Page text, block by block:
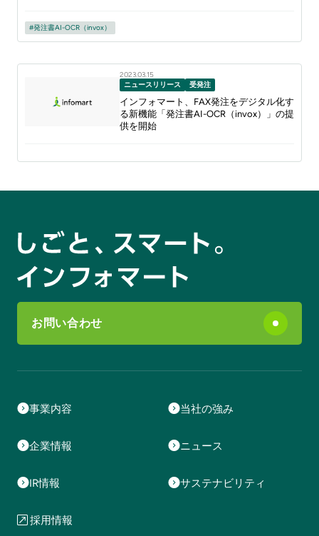
発注書AI-OCR（invox）
2023.03.15
ニュースリリース
受発注
インフォマート、FAX発注をデジタル化す
る新機能「発注書AI-OCR（invox）」の提
供を開始
お問い合わせ
事業内容 当社の強み
企業情報 ニュース
IR情報 サステナビリティ
採用情報